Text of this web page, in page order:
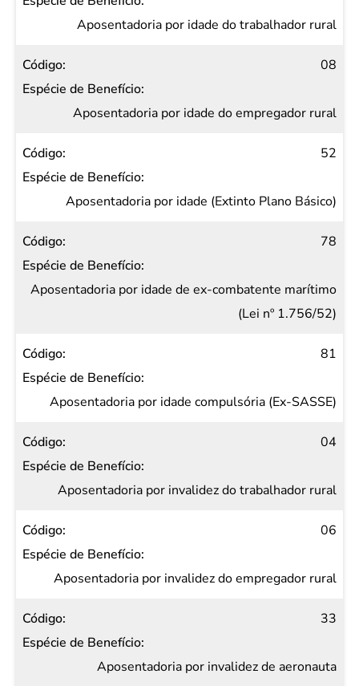
deAposentadoria por idade do trabalhador rural
08
Aposentadoria por idade do empregador rural
52
Aposentadoria por idade (Extinto Plano Básico)
78
Aposentadoria por idade de ex-combatente marítimo
(Lei nº 1.756/52)
81
Aposentadoria por idade compulsória (Ex-SASSE)
04
Aposentadoria por invalidez do trabalhador rural
06
Aposentadoria por invalidez do empregador rural
33
Aposentadoria por invalidez de aeronauta